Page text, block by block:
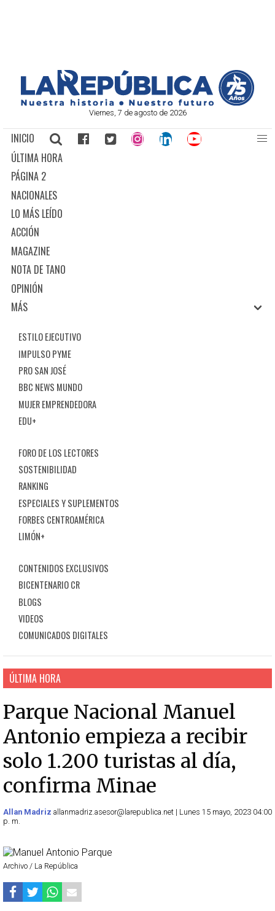
Viernes, 7 de agosto de 2026
INICIO
ÚLTIMA HORA
PÁGINA 2
NACIONALES
LO MÁS LEÍDO
ACCIÓN
MAGAZINE
NOTA DE TANO
OPINIÓN
MÁS
ESTILO EJECUTIVO
IMPULSO PYME
PRO SAN JOSÉ
BBC NEWS MUNDO
MUJER EMPRENDEDORA
EDU+
FORO DE LOS LECTORES
SOSTENIBILIDAD
RANKING
ESPECIALES Y SUPLEMENTOS
FORBES CENTROAMÉRICA
LIMÓN+
CONTENIDOS EXCLUSIVOS
BICENTENARIO CR
BLOGS
VIDEOS
COMUNICADOS DIGITALES
ÚLTIMA HORA
Parque Nacional Manuel
Antonio empieza a recibir
solo 1.200 turistas al día,
confirma Minae
Allan Madriz allanmadriz.asesor@larepublica.net | Lunes 15 mayo, 2023 04:00
p. m.
Archivo / La República